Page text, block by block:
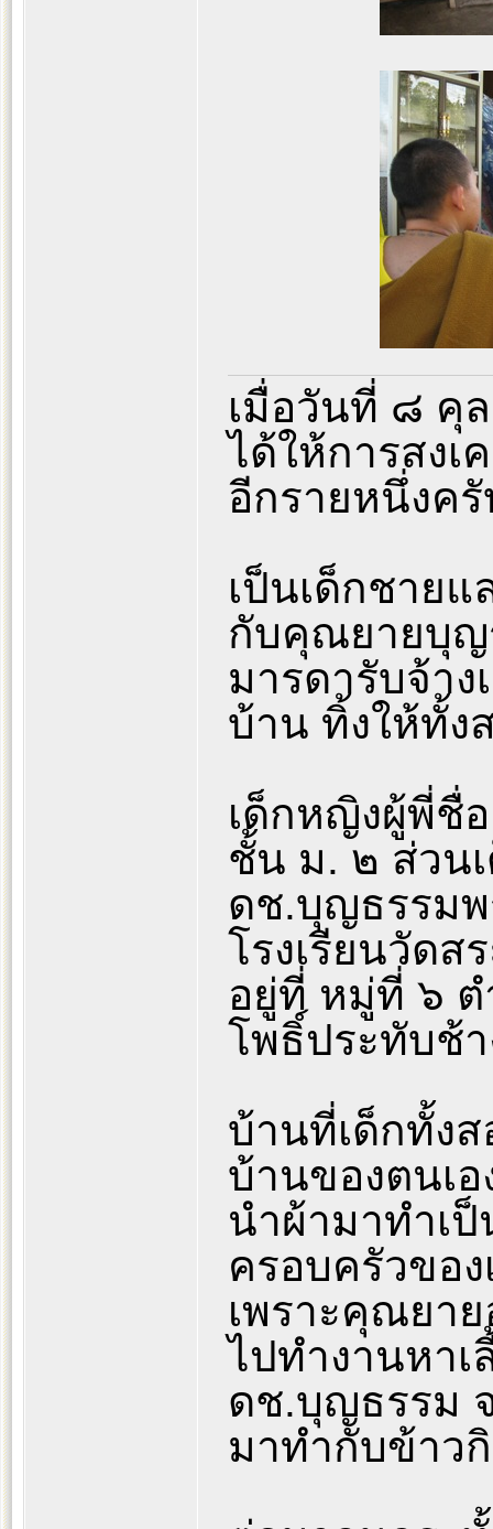
เมื่อวันที่ ๘ คุ
ได้ให้การสงเ
อีกรายหนึ่งค
เป็นเด็กชาย
กับคุณยายบุญ
มารดารับจ้าง
บ้าน ทิ้งให้ทั้ง
เด็กหญิงผู้พี่ชื่
ชั้น ม. ๒ ส่วน
ดช.บุญธรรม
โรงเรียนวัดส
อยู่ที่ หมู่ที่ ๖ ต
โพธิ์ประทับช้
บ้านที่เด็กทั้ง
บ้านของตนเ
นำผ้ามาทำเ
ครอบครัวขอ
เพราะคุณยา
ไปทำงานหาเ
ดช.บุญธรรม
มาทำกับข้าว